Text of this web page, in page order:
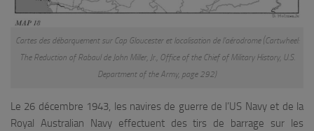
Cartes des débarquement sur Cap Gloucester et localisation de l’aérodrome (Cartwheel:
The Reduction of Rabaul de John Miller, Jr., Office of the Chief of Military History, U.S.
Department of the Army, page 292)
Le 26 décembre 1943, les navires de guerre de l’US Navy et de la
Royal Australian Navy effectuent des tirs de barrage sur les